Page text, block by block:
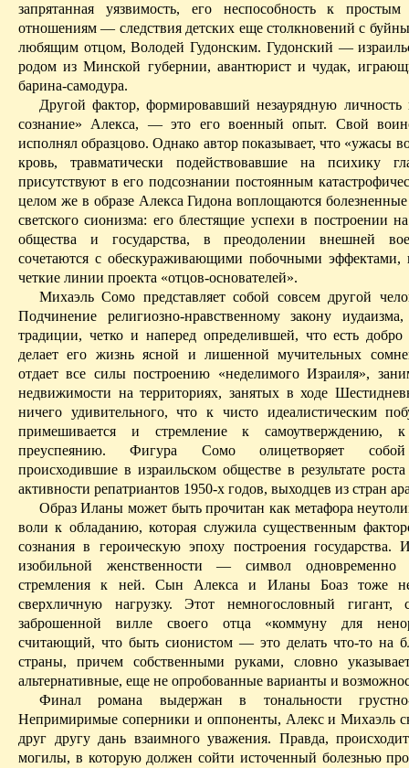
запрятанная уязвимость, его неспособность к простым
отношениям — следствия детских еще столкновений с
любящим отцом, ВолодейГудонским. Гудонский —
родом из Минской губернии, авантюрист и чудак,
барина-самодура.
Другой фактор, формировавший незаурядную личность
сознание» Алекса, — это его военный опыт. Свой
исполнял образцово. Однако автор показывает, что «ужасы
кровь, травматически подействовавшие на психику
присутствуют в его подсознании постоянным
целом же в образе АлексаГидона воплощаются
светского сионизма: его блестящие успехи в построении
общества и государства, в преодолении внешней
сочетаются с обескураживающими побочными
четкие линии проекта «отцов-основателей».­
МихаэльСомо представляет собой совсем другой
Подчинение религиозно-нравственному закону иудаизма,
традиции, четко и напередопределившей, что есть
делает его жизнь ясной и лишенной мучительных
отдает все силы построению «неделимого Израиля»,
недвижимости на территориях, занятых в ходе
ничего удивительного, что к чисто идеалистическим
примешивается и стремление к самоутверждению,
преуспеянию. Фигура Сомоолицетворяет собой
происходившие в израильском обществе в результате
активности репатриантов 1950-х годов, выходцев из стран
ОбразИланы может быть прочитан как метафора
воли к обладанию, которая служила существенным
сознания в героическую эпоху построения государства.
изобильной женственности — символ
стремления к ней. Сын Алекса и Иланы Боазтоже
сверхличную нагрузку. Этот немногословный гигант,
заброшенной вилле своего отца «коммуну для
считающий, что быть сионистом — это делать что-то на
страны, причем собственными руками, словно
альтернативные, еще не опробованные варианты и
Финал романа выдержан в тональности
Непримиримые соперники и оппоненты, Алекс и Михаэль
друг другу дань взаимного уважения. Правда,
могилы, в которую должен сойти источенный болезнью